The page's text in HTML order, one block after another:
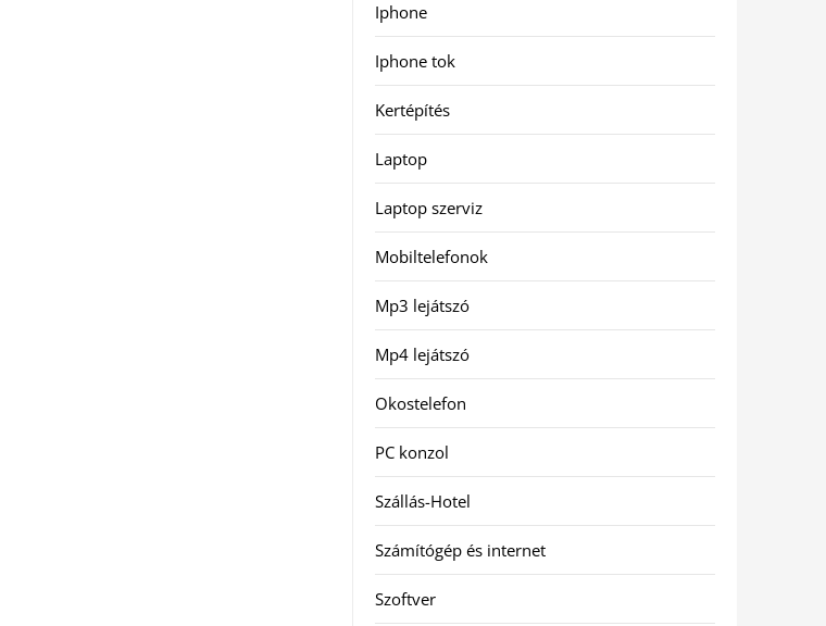
Iphone
Iphone tok
Kertépítés
Laptop
Laptop szerviz
Mobiltelefonok
Mp3 lejátszó
Mp4 lejátszó
Okostelefon
PC konzol
Szállás-Hotel
Számítógép és internet
Szoftver